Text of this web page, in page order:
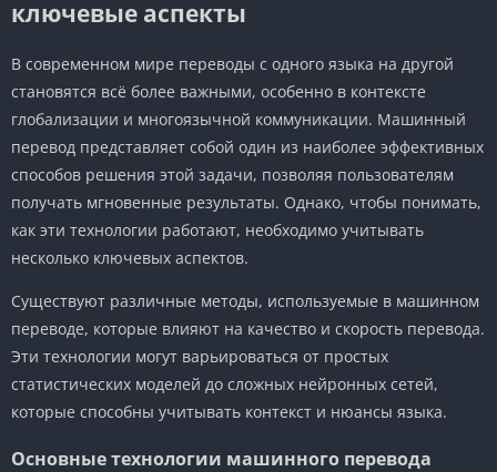
ключевые аспекты
В современном мире переводы с одного языка на другой
становятся всё более важными, особенно в контексте
глобализации и многоязычной коммуникации. Машинный
перевод представляет собой один из наиболее эффективных
способов решения этой задачи, позволяя пользователям
получать мгновенные результаты. Однако, чтобы понимать,
как эти технологии работают, необходимо учитывать
несколько ключевых аспектов.
Существуют различные методы, используемые в машинном
переводе, которые влияют на качество и скорость перевода.
Эти технологии могут варьироваться от простых
статистических моделей до сложных нейронных сетей,
которые способны учитывать контекст и нюансы языка.
Основные технологии машинного перевода